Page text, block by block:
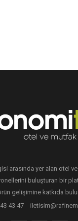
arasında yer alan otel
buluşturan bir
gelişimine katkıda
43 47